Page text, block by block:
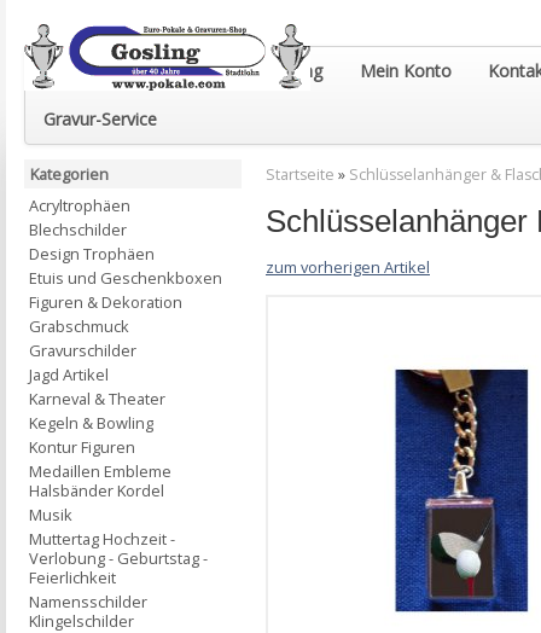
Euro-Pokale & Gravur-Shop Gosling Mein Konto
Gravur-Service
Startseite » Schlüsselanhänger &
Schlüsselanhänger
zum vorherigen Artikel
Kategorien
Acryltrophäen
Blechschilder
Design Trophäen
Etuis und Geschenkboxen
Figuren & Dekoration
Grabschmuck
Gravurschilder
Jagd Artikel
Karneval & Theater
Kegeln & Bowling
Kontur Figuren
Medaillen Embleme
Halsbänder Kordel
Musik
Muttertag Hochzeit -
Verlobung - Geburtstag -
Feierlichkeit
Namensschilder
Klingelschilder